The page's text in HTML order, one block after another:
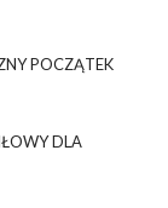
POCZĄTEK
DLA